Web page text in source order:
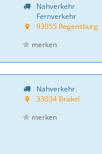
Nahverkehr
Fernverkehr
93055 Regensburg
merken
Nahverkehr
33034 Brakel
merken